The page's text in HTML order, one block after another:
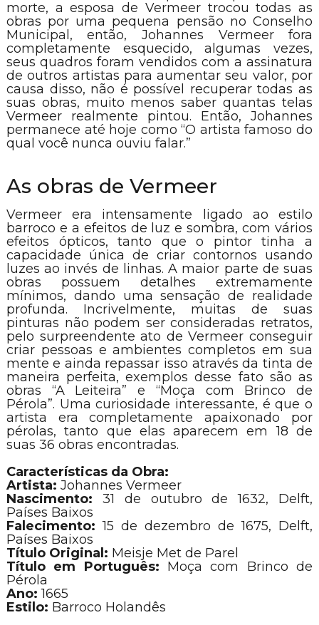
morte, a esposa de Vermeer trocou todas as
obras por uma pequena pensão no Conselho
Municipal, então, Johannes Vermeer fora
completamente esquecido, algumas vezes,
seus quadros foram vendidos com a assinatura
de outros artistas para aumentar seu valor, por
causa disso, não é possível recuperar todas as
suas obras, muito menos saber quantas telas
Vermeer realmente pintou. Então, Johannes
permanece até hoje como “O artista famoso do
qual você nunca ouviu falar.”
As obras de Vermeer
Vermeer era intensamente ligado ao estilo
barroco e a efeitos de luz e sombra, com vários
efeitos ópticos, tanto que o pintor tinha a
capacidade única de criar contornos usando
luzes ao invés de linhas. A maior parte de suas
obras possuem detalhes extremamente
mínimos, dando uma sensação de realidade
profunda. Incrivelmente, muitas de suas
pinturas não podem ser consideradas retratos,
pelo surpreendente ato de Vermeer conseguir
criar pessoas e ambientes completos em sua
mente e ainda repassar isso através da tinta de
maneira perfeita, exemplos desse fato são as
obras “A Leiteira” e “Moça com Brinco de
Pérola”. Uma curiosidade interessante, é que o
artista era completamente apaixonado por
pérolas, tanto que elas aparecem em 18 de
suas 36 obras encontradas.
Características da Obra:
Artista: Johannes Vermeer
Nascimento: 31 de outubro de 1632, Delft,
Países Baixos
Falecimento: 15 de dezembro de 1675, Delft,
Países Baixos
Título Original: Meisje Met de Parel
Título em Português: Moça com Brinco de
Pérola
Ano: 1665
Estilo: Barroco Holandês